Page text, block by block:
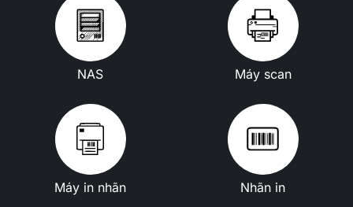
NAS Máy scan
Máy in nhãn Nhãn in